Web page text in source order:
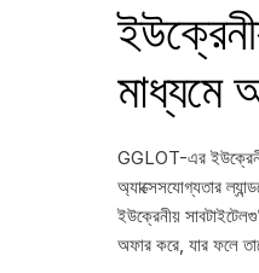
মাধ্যমে
GGLOT-এর ইউক্রেনীয়
অ্যাক্সেসযোগ্যতার
ইউক্রেনীয়
অফার করে, যার ফলে